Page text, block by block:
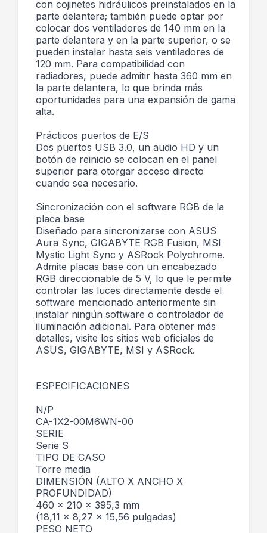
con cojinetes hidráulicos preinstalados en la
parte delantera; también puede optar por
colocar dos ventiladores de 140 mm en la
parte delantera y en la parte superior, o se
pueden instalar hasta seis ventiladores de
120 mm. Para compatibilidad con
radiadores, puede admitir hasta 360 mm en
la parte delantera, lo que brinda más
oportunidades para una expansión de gama
alta.
Prácticos puertos de E/S
Dos puertos USB 3.0, un audio HD y un
botón de reinicio se colocan en el panel
superior para otorgar acceso directo
cuando sea necesario.
Sincronización con el software RGB de la
placa base
Diseñado para sincronizarse con ASUS
Aura Sync, GIGABYTE RGB Fusion, MSI
Mystic Light Sync y ASRock Polychrome.
Admite placas base con un encabezado
RGB direccionable de 5 V, lo que le permite
controlar las luces directamente desde el
software mencionado anteriormente sin
instalar ningún software o controlador de
iluminación adicional. Para obtener más
detalles, visite los sitios web oficiales de
ASUS, GIGABYTE, MSI y ASRock.
ESPECIFICACIONES
N/P
CA-1X2-00M6WN-00
SERIE
Serie S
TIPO DE CASO
Torre media
DIMENSIÓN (ALTO X ANCHO X
PROFUNDIDAD)
460 x 210 x 395,3 mm
(18,11 x 8,27 x 15,56 pulgadas)
PESO NETO